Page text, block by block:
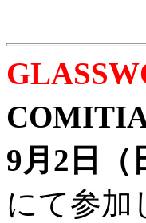
9月2日（
にて参加